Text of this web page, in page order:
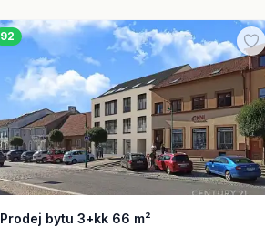
92
Prodej bytu 3+kk 66 m²